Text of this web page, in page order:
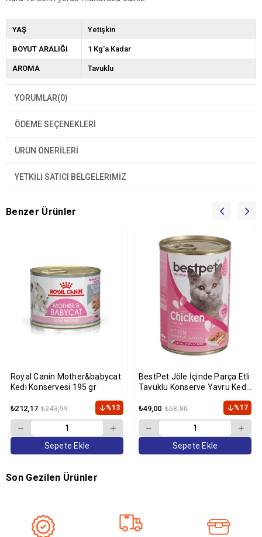
YAŞ Yetişkin
BOYUT ARALIĞI 1 Kg'a Kadar
AROMA Tavuklu
YORUMLAR(0)
ÖDEME SEÇENEKLERI
ÜRÜN ÖNERILERI
YETKİLİ SATICI BELGELERİMİZ
Benzer Ürünler
Royal Canin Mother&babycat
Kedi Konservesi 195 gr
₺212,17 ₺243,99 %13
Sepete Ekle
BestPet Jöle İçinde Parça Etli
Tavuklu Konserve Yavru Kedi
₺49,00 ₺58,80 %17
Sepete Ekle
Son Gezilen Ürünler